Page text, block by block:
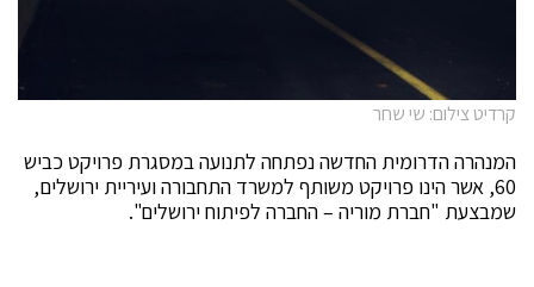
קרדיט צילום: שי שחר
המנהרה הדרומית החדשה נפתחה לתנועה במסגרת פרויקט כביש
60, אשר הינו פרויקט משותף למשרד התחבורה ועיריית ירושלים,
שמבצעת "חברת מוריה – החברה לפיתוח ירושלים".